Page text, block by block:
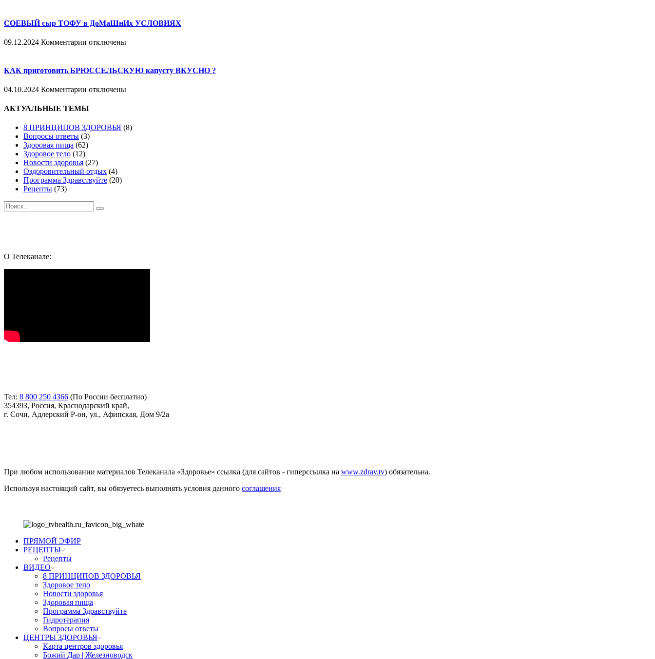
ДЕСЕРТЫ
из
СОЕВЫЙ сыр ТОФУ в ДоМаШнИх УСЛОВИЯХ
09.12.2024 Комментарии к
сыр
ТОФУ
ДоМаШнИх
отключены
КАК приготовить БРЮССЕЛЬСКУЮ капусту ВКУСНО ?
04.10.2024 Комментарии к
КАК
БРЮССЕЛЬСКУЮ
капусту
ВКУСНО
?
отключены
АКТУАЛЬНЫЕ ТЕМЫ
8 ПРИНЦИПОВ ЗДОРОВЬЯ (8)
Вопросы ответы (3)
Здоровая пища (62)
Здоровое тело (12)
Новости здоровья (27)
Оздоровительный отдых (4)
Программа Здравствуйте (20)
Рецепты (73)
Поиск
О Телеканале:
Тел: 8 800 250 4366 (По России бесплатно)
354393, Россия, Краснодарский край,
г. Сочи, Адлерский Р-он, ул., Афипская, Дом 9/2а
При любом использовании материалов Телеканала «Здоровье» ссылка (для сайтов - гиперссылка на www.zdrav.tv) обязательна.
Используя настоящий сайт, вы обязуетесь выполнять условия данного соглашения
ПРЯМОЙ ЭФИР
РЕЦЕПТЫ
Рецепты
ВИДЕО
8 ПРИНЦИПОВ ЗДОРОВЬЯ
Здоровое тело
Новости здоровья
Здоровая пища
Программа Здравствуйте
Гидротерапия
Вопросы ответы
ЦЕНТРЫ ЗДОРОВЬЯ
Карта центров здоровья
Божий Дар | Железноводск